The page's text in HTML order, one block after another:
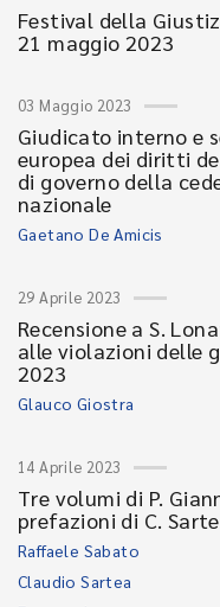
Festival della
21 maggio 2023
03 Maggio 2023
Giudicato interno e
europea dei diritti
di governo della
nazionale
Gaetano De Amicis
29 Aprile 2023
Recensione a S.
alle violazioni delle
2023
Glauco Giostra
14 Aprile 2023
Tre volumi di P.
prefazioni di C.
Raffaele Sabato
Claudio Sartea